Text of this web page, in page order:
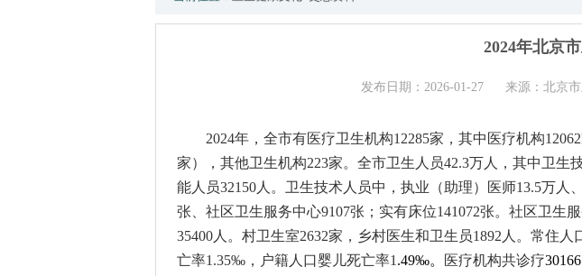
2024年北京
发布日期：2026-01-27 来源：北京
2024年，全市有医疗卫生机构12285家，其中医疗机构12062
家）， 其他卫生机构223家。 全市卫生人员42.3万人，其中卫生
能人员32150 人 。 卫生技术人员中，执业（助理）医师13.5万人
张、社区卫生服务中心9107张；实有床位141072张。社区卫生服
35400 人。 村卫生室2632家， 乡村医生和卫生员1892 人 。 常住人
亡率1.35‰，户籍人口婴儿死亡率1 .49‰。 医疗机构共诊疗30166